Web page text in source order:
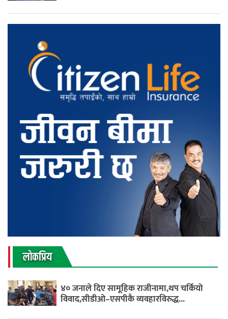
लाेकप्रिय
४० जनाले दिए सामूहिक राजीनामा,थप चर्कियो
विवाद,सीडीओ–एसपीकै व्यवहारविरुद्ध...